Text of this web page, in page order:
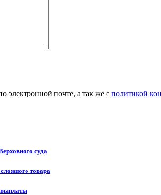
электронной почте, а так же с политикой
суда
товара
выплаты